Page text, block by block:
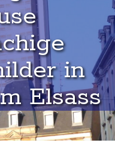
in
Elsass